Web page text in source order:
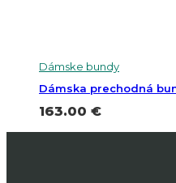
Dámske bundy
Dámska prechodná
163.00 €